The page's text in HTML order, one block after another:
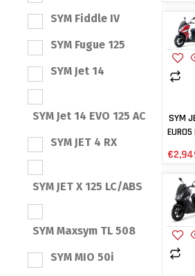
SYM Fiddle IV
SYM Fugue 125
SYM Jet 14
SYM Jet 14 EVO 125 AC
SYM JET 4 RX
SYM JET X 125 LC/ABS
SYM Maxsym TL 508
SYM MIO 50i
SYM
€